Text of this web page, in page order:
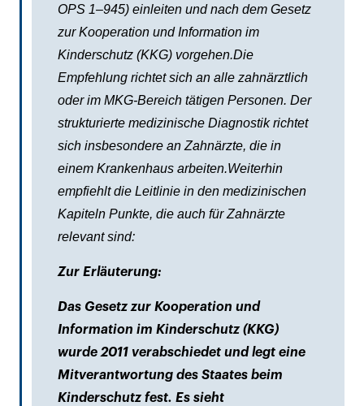
OPS 1–945) einleiten und nach dem Gesetz
zur Kooperation und Information im
Kinderschutz (KKG) vorgehen.Die
Empfehlung richtet sich an alle zahnärztlich
oder im MKG-Bereich tätigen Personen. Der
strukturierte medizinische Diagnostik richtet
sich insbesondere an Zahnärzte, die in
einem Krankenhaus arbeiten.Weiterhin
empfiehlt die Leitlinie in den medizinischen
Kapiteln Punkte, die auch für Zahnärzte
relevant sind:
Zur Erläuterung:
Das Gesetz zur Kooperation und
Information im Kinderschutz (KKG)
wurde 2011 verabschiedet und legt eine
Mitverantwortung des Staates beim
Kinderschutz fest. Es sieht